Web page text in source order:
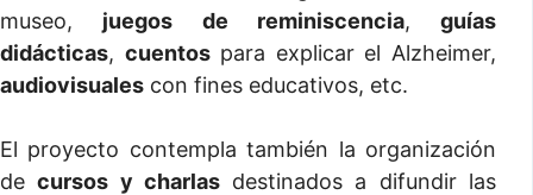
museo, juegos de reminiscencia, guías
didácticas, cuentospara explicar el Alzheimer,
audiovisuales con fines educativos, etc.
El proyecto contempla también la organización
decursos y charlasdestinados a difundir las